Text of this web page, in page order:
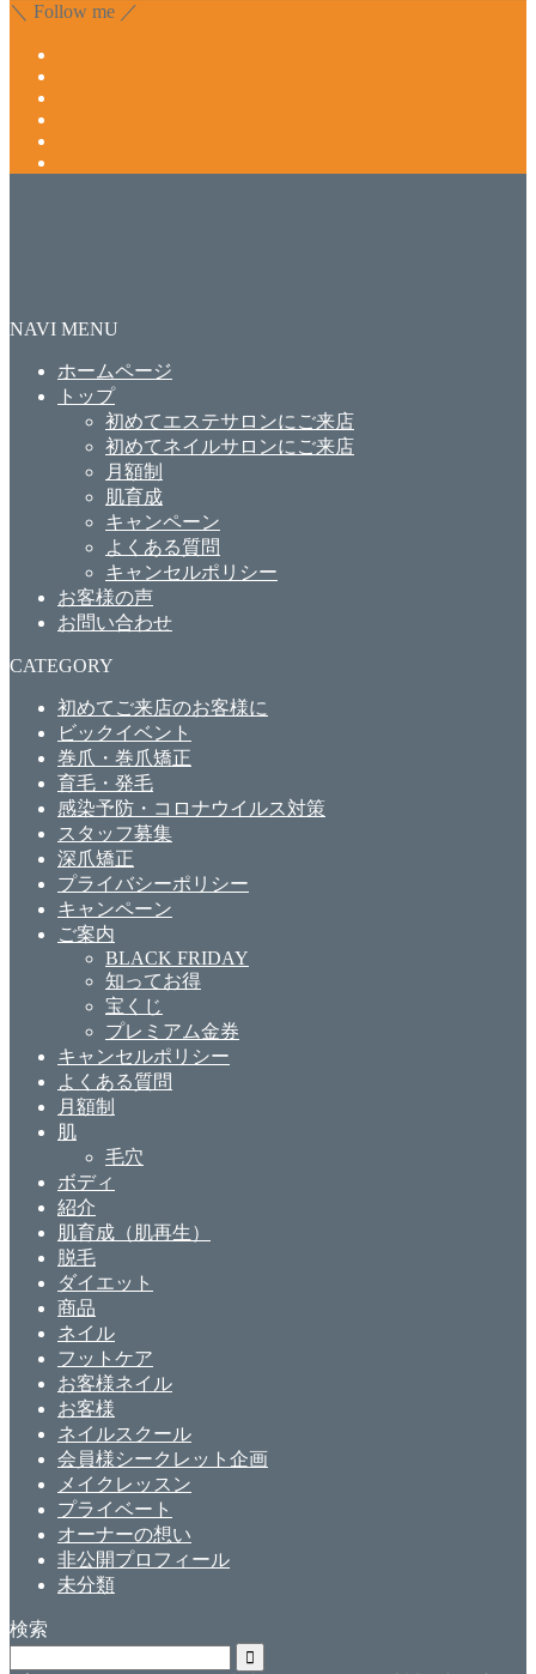
＼ Follow me ／
NAVI MENU
ホームページ
トップ
初めてエステサロンにご来店
初めてネイルサロンにご来店
月額制
肌育成
キャンペーン
よくある質問
キャンセルポリシー
お客様の声
お問い合わせ
CATEGORY
初めてご来店のお客様に
ビックイベント
巻爪・巻爪矯正
育毛・発毛
感染予防・コロナウイルス対策
スタッフ募集
深爪矯正
プライバシーポリシー
キャンペーン
ご案内
BLACK FRIDAY
知ってお得
宝くじ
プレミアム金券
キャンセルポリシー
よくある質問
月額制
肌
毛穴
ボディ
紹介
肌育成（肌再生）
脱毛
ダイエット
商品
ネイル
フットケア
お客様ネイル
お客様
ネイルスクール
会員様シークレット企画
メイクレッスン
プライベート
オーナーの想い
非公開プロフィール
未分類
検索